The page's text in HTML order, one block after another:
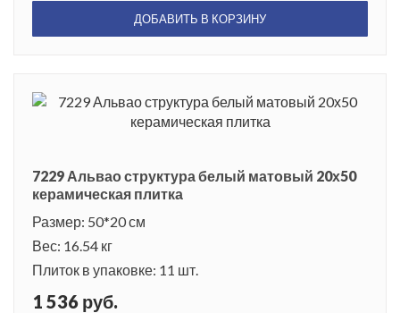
ДОБАВИТЬ В КОРЗИНУ
7229 Альвао структура белый матовый 20х50
керамическая плитка
Размер: 50*20 см
Вес: 16.54 кг
Плиток в упаковке: 11 шт.
1 536 руб.